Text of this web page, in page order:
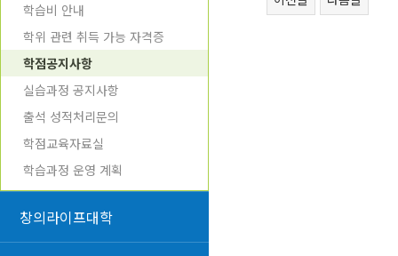
학습비 안내
학위 관련 취득 가능 자격증
학점공지사항
실습과정 공지사항
출석 성적처리문의
학점교육자료실
학습과정 운영 계획
창의라이프대학